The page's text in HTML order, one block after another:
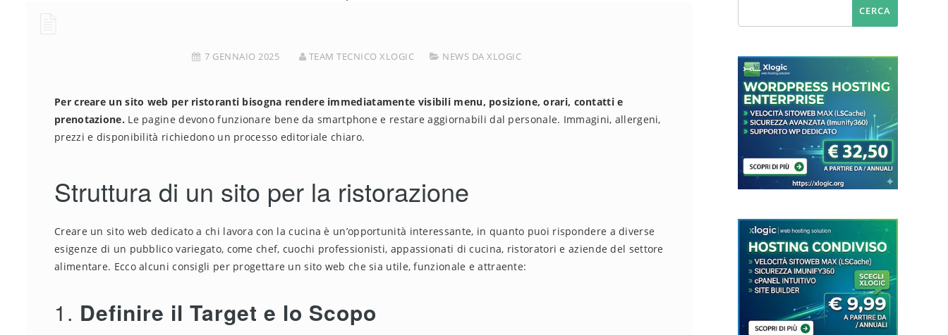
7 GENNAIO 2025 TEAM TECNICO XLOGIC NEWS DA XLOGIC
Per creare un sito web per ristoranti bisogna rendere immediatamente visibili menu, posizione, orari, contatti e
prenotazione. Le pagine devono funzionare bene da smartphone e restare aggiornabili dal personale. Immagini, allergeni,
prezzi e disponibilità richiedono un processo editoriale chiaro.
Struttura di un sito per la ristorazione
Creare un sito web dedicato a chi lavora con la cucina è un’opportunità interessante, in quanto puoi rispondere a diverse
esigenze di un pubblico variegato, come chef, cuochi professionisti, appassionati di cucina, ristoratori e aziende del settore
alimentare. Ecco alcuni consigli per progettare un sito web che sia utile, funzionale e attraente:
1. Definire il Target e lo Scopo